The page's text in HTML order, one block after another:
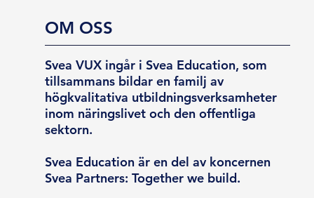
OM OSS
Svea VUX ingår i Svea Education, som
tillsammans bildar en familj av
högkvalitativa utbildningsverksamheter
inom näringslivet och den offentliga
sektorn.
Svea Education är en del av koncernen
Svea Partners: Together we build.